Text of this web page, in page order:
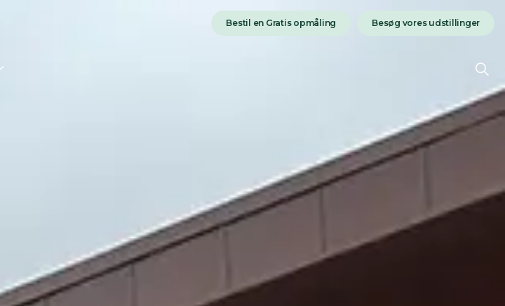
Bestil en Gratis opmåling Besøg vores udstillinger